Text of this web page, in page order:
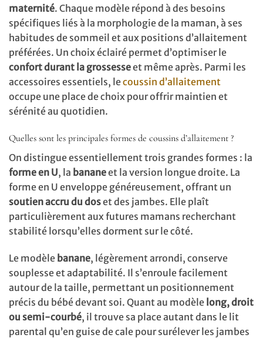
maternité. Chaque modèle répond à des besoins
spécifiques liés à la morphologie de la maman, à ses
habitudes de sommeil et aux positions d’allaitement
préférées. Un choix éclairé permet d’optimiser le
confort durant la grossesseet même après. Parmi les
accessoires essentiels, lecoussin d’allaitement
occupe une place de choix pour offrir maintien et
sérénité au quotidien.
Quelles sont les principales formes de coussins d’allaitement ?
On distingue essentiellement trois grandes formes : la
forme en U, la bananeet la version longue droite. La
forme en U enveloppe généreusement, offrant un
soutien accru du doset des jambes. Elle plaît
particulièrement aux futures mamans recherchant
stabilité lorsqu’elles dorment sur le côté.
Le modèle banane, légèrement arrondi, conserve
souplesse et adaptabilité. Il s’enroule facilement
autour de la taille, permettant un positionnement
précis du bébé devant soi. Quant au modèle long, droit
ou semi-courbé, il trouve sa place autant dans le lit
parental qu’en guise de cale pour surélever les jambes